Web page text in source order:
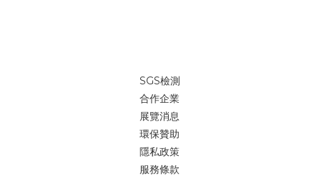
SGS檢測
合作企業
展覽消息
環保贊助
隱私政策
服務條款